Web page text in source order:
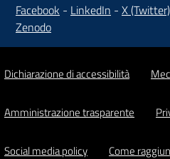
Facebook - LinkedIn - X (Twitter)
Zenodo
Dichiarazione di accessibilità
Amministrazione trasparente
Social media policy Come